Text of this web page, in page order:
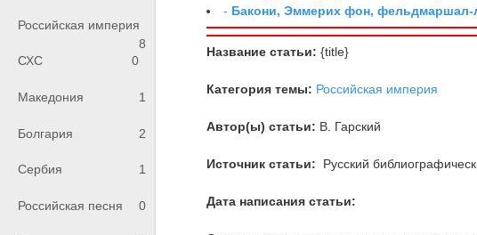
Российская империя
8
СХС
0
Македония 1
Болгария 2
Сербия 1
Российская песня 0
- Бакони, Эммерих фон, фельдмаршал-
Название статьи: {title}
Категория темы: Российская империя
Автор(ы) статьи: В. Гарский
Источник статьи: Русский
Дата написания статьи: